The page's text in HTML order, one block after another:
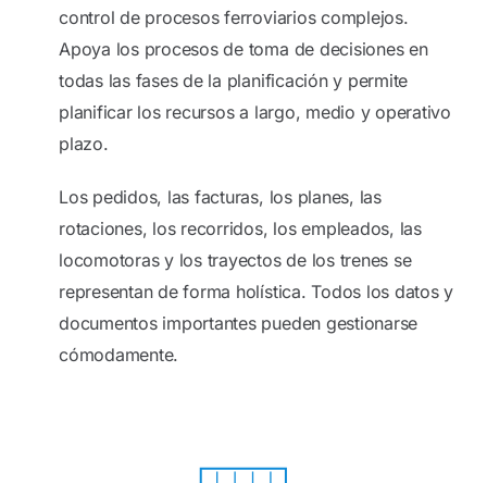
control de procesos ferroviarios complejos.
Apoya los procesos de toma de decisiones en
todas las fases de la planificación y permite
planificar los recursos a largo, medio y operativo
plazo.
Los pedidos, las facturas, los planes, las
rotaciones, los recorridos, los empleados, las
locomotoras y los trayectos de los trenes se
representan de forma holística. Todos los datos y
documentos importantes pueden gestionarse
cómodamente.